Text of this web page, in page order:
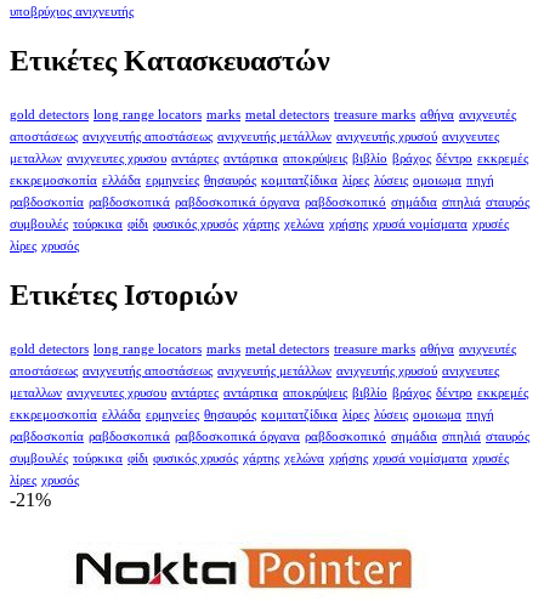
υποβρύχιος ανιχνευτής
Ετικέτες Κατασκευαστών
gold detectors long range locators marks metal detectors treasure marks αθήνα ανιχνευτές
αποστάσεως ανιχνευτής αποστάσεως ανιχνευτής μετάλλων ανιχνευτής χρυσού ανιχνευτες
μεταλλων ανιχνευτες χρυσου αντάρτες αντάρτικα αποκρύψεις βιβλίο βράχος δέντρο εκκρεμές
εκκρεμοσκοπία ελλάδα ερμηνείες θησαυρός κομιτατζίδικα λίρες λύσεις ομοιωμα πηγή
ραβδοσκοπία ραβδοσκοπικά ραβδοσκοπικά όργανα ραβδοσκοπικό σημάδια σπηλιά σταυρός
συμβουλές τούρκικα φίδι φυσικός χρυσός χάρτης χελώνα χρήσης χρυσά νομίσματα χρυσές
λίρες χρυσός
Ετικέτες Ιστοριών
gold detectors long range locators marks metal detectors treasure marks αθήνα ανιχνευτές
αποστάσεως ανιχνευτής αποστάσεως ανιχνευτής μετάλλων ανιχνευτής χρυσού ανιχνευτες
μεταλλων ανιχνευτες χρυσου αντάρτες αντάρτικα αποκρύψεις βιβλίο βράχος δέντρο εκκρεμές
εκκρεμοσκοπία ελλάδα ερμηνείες θησαυρός κομιτατζίδικα λίρες λύσεις ομοιωμα πηγή
ραβδοσκοπία ραβδοσκοπικά ραβδοσκοπικά όργανα ραβδοσκοπικό σημάδια σπηλιά σταυρός
συμβουλές τούρκικα φίδι φυσικός χρυσός χάρτης χελώνα χρήσης χρυσά νομίσματα χρυσές
λίρες χρυσός
-21%